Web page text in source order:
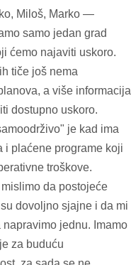
Miloš, Marko —
samo jedan grad
ćemo najaviti uskoro.
tiče još nema
a više informacija
dostupno uskoro.
je kad ima
i plaćene programe koji
troškove.
da postojeće
dovoljno sjajne i da mi
napravimo jednu. Imamo
za buduću